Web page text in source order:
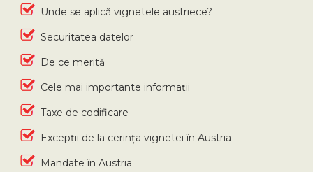
Unde se aplică vignetele austriece?
Securitatea datelor
De ce merită
Cele mai importante informații
Taxe de codificare
Excepții de la cerința vignetei în Austria
Mandate în Austria